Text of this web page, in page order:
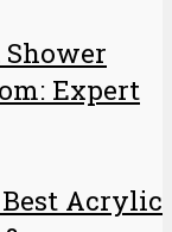
Shower
Expert
Best Acrylic